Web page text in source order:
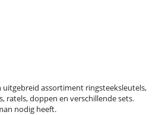
uitgebreid assortiment ringsteeksleutels,
ratels, doppen en verschillende sets.
nodig heeft.